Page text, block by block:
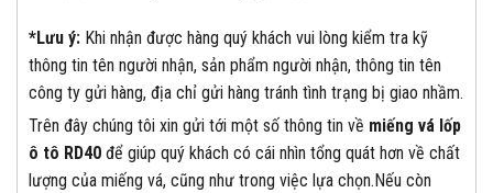
*Lưu ý: Khi nhận được hàng quý khách vui lòng kiểm tra kỹ
thông tin tên người nhận, sản phẩm người nhận, thông tin tên
công ty gửi hàng, địa chỉ gửi hàng tránh tình trạng bị giao nhầm.
Trên đây chúng tôi xin gửi tới một số thông tin về miếng vá lốp
ô tô RD40 để giúp quý khách có cái nhìn tổng quát hơn về chất
lượng của miếng vá, cũng như trong việc lựa chọn.Nếu còn